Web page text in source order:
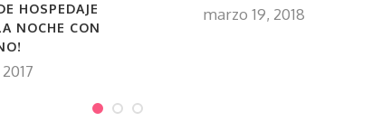
HOSPEDAJE
NOCHE CON
marzo 19, 2018